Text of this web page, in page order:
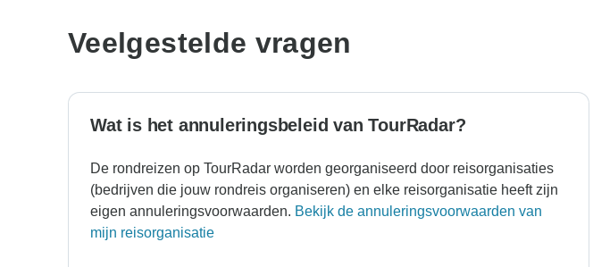
Veelgestelde vragen
Wat is het annuleringsbeleid van TourRadar?
De rondreizen op TourRadar worden georganiseerd door reisorganisaties
(bedrijven die jouw rondreis organiseren) en elke reisorganisatie heeft zijn
eigen annuleringsvoorwaarden. Bekijk de annuleringsvoorwaarden van
mijn reisorganisatie